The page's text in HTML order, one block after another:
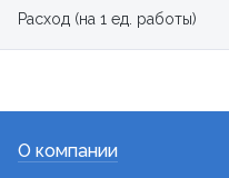
Расход (на 1 ед. работы)
О компании